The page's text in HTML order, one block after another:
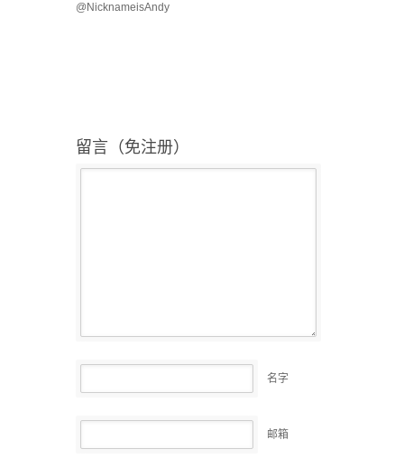
@NicknameisAndy
留言（免注册）
名字
邮箱